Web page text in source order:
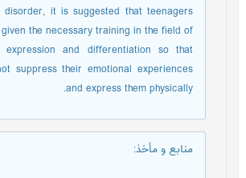
disorder, it is suggested that teenagers
given the necessary training in the field of
expression and differentiation so that
suppress their emotional experiences
and express them physically.
منابع و مأخذ: